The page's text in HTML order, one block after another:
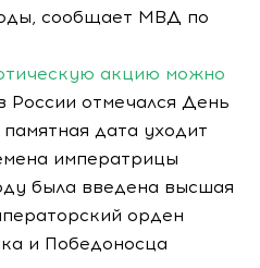
сообщает МВД по
акцию можно
России отмечался День
дата уходит
императрицы
была введена высшая
орден
и Победоносца